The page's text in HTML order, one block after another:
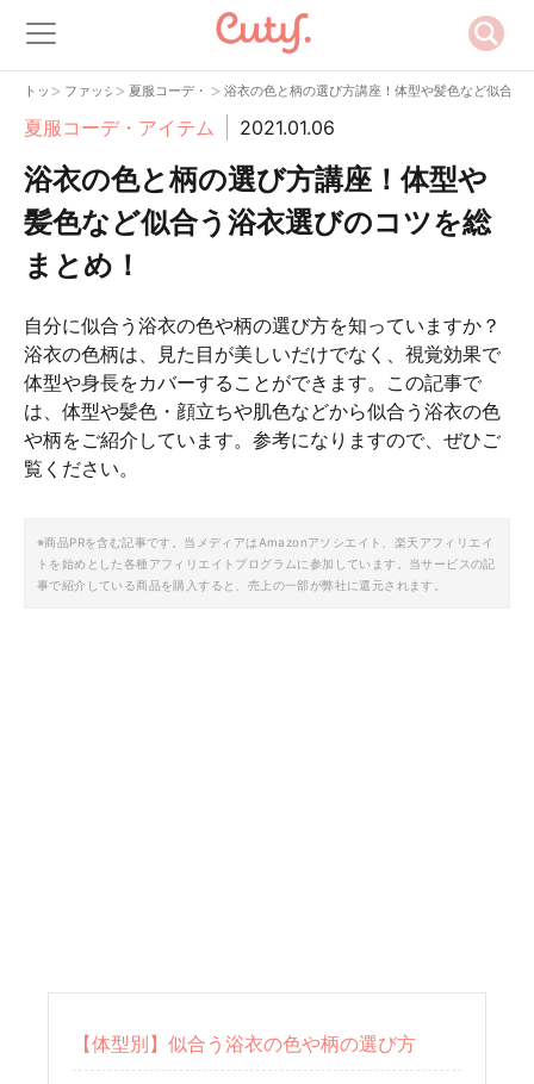
トップ
> ファッション
> 夏服コーデ・アイテム
> 浴衣の色と柄の選び方講座！体型や髪色など似合う
夏服コーデ・アイテム 2021.01.06
浴衣の色と柄の選び方講座！体型や
髪色など似合う浴衣選びのコツを総
まとめ！
自分に似合う浴衣の色や柄の選び方を知っていますか？
浴衣の色柄は、見た目が美しいだけでなく、視覚効果で
体型や身長をカバーすることができます。この記事で
は、体型や髪色・顔立ちや肌色などから似合う浴衣の色
や柄をご紹介しています。参考になりますので、ぜひご
覧ください。
※商品PRを含む記事です。当メディアはAmazonアソシエイト、楽天アフィリエイ
トを始めとした各種アフィリエイトプログラムに参加しています。当サービスの記
事で紹介している商品を購入すると、売上の一部が弊社に還元されます。
【体型別】似合う浴衣の色や柄の選び方